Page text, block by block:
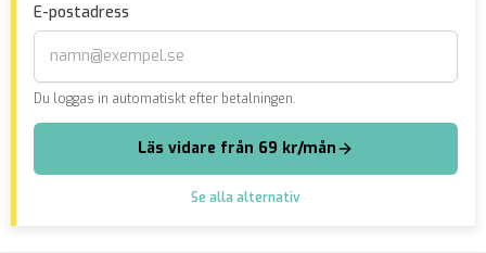
E-postadress
Du loggas in automatiskt efter betalningen.
Läs vidare från 69 kr/mån
Se alla alternativ